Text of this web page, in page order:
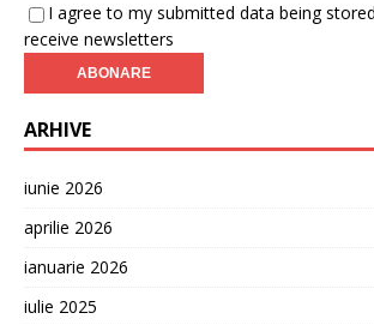
I agree to my submitted data being
receive newsletters
ARHIVE
iunie 2026
aprilie 2026
ianuarie 2026
iulie 2025